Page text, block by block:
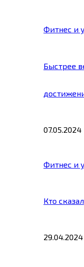
Фитнес и
Быстрее
07.05.2024
Фитнес и
Кто
29.04.2024